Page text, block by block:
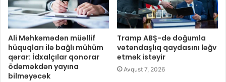
Ali Məhkəmədən müəllif
hüquqları ilə bağlı mühüm
qərar: İdxalçılar qonorar
ödəməkdən yayına
bilməyəcək
Tramp ABŞ-də doğumla
vətəndaşlıq qaydasını ləğv
etmək istəyir
Avqust 7, 2026